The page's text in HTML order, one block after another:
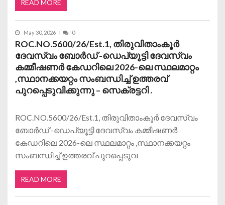
READ MORE
May 30, 2026 0
ROC.NO.5600/26/Est.1, തിരുവിതാംകൂർ
ദേവസ്വം ബോർഡ് -ഡെപ്യൂട്ടി ദേവസ്വം
കമ്മീഷണർ കേഡറിലെ 2026-ലെ സ്ഥലമാറ്റം
,സ്ഥാനക്കയറ്റം സംബന്ധിച്ച് ഉത്തരവ്
പുറപ്പെടുവിക്കുന്നു – സെക്രട്ടറി .
ROC.NO.5600/26/Est.1, തിരുവിതാംകൂർ ദേവസ്വം
ബോർഡ് -ഡെപ്യൂട്ടി ദേവസ്വം കമ്മീഷണർ
കേഡറിലെ 2026-ലെ സ്ഥലമാറ്റം ,സ്ഥാനക്കയറ്റം
സംബന്ധിച്ച് ഉത്തരവ് പുറപ്പെടുവ
READ MORE